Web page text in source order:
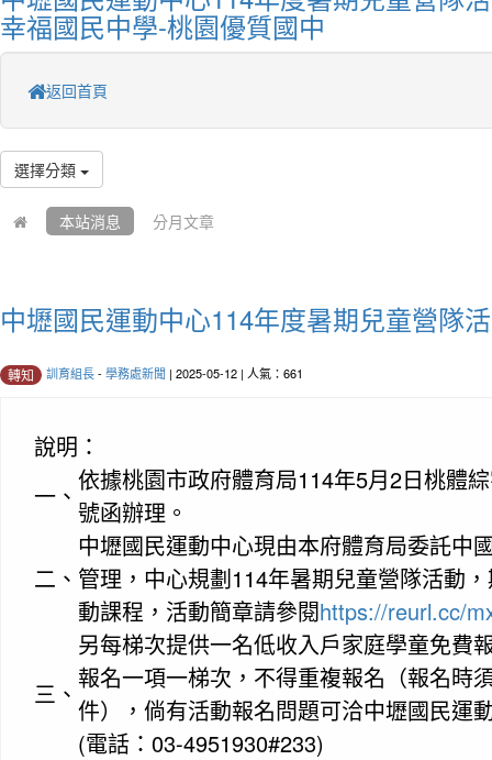
幸福國民中學-桃園優質國中
返回首頁
選擇分類
本站消息 分月文章
中壢國民運動中心114年度暑期兒童營隊
轉知 訓育組長- 學務處新聞 | 2025-05-12 | 人氣：661
說明：
一、
依據桃園市政府體育局114年5月2日桃體
號函辦理。
二、
中壢國民運動中心現由本府體育局委託中
管理，中心規劃114年暑期兒童營隊活動
動課程，活動簡章請參閱https://reurl.cc/
三、
另每梯次提供一名低收入戶家庭學童免費
報名一項一梯次，不得重複報名（報名時
件），倘有活動報名問題可洽中壢國民運
(電話：03-4951930#233)